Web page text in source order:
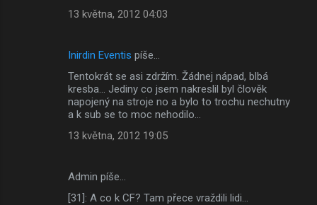
13 května, 2012 04:03
Inirdin Eventis píše…
Tentokrát se asi zdržím. Žádnej nápad, blbá
kresba... Jediny co jsem nakreslil byl člověk
napojený na stroje no a bylo to trochu nechutny
a k sub se to moc nehodilo...
13 května, 2012 19:05
Admin píše…
[31]: A co k CF? Tam přece vraždili lidi...